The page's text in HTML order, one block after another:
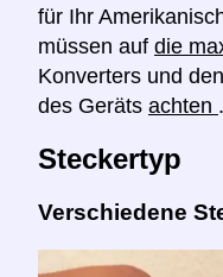
für Ihr
müssen auf die
Konverters und
des Geräts achten .
Steckertyp
Verschiedene